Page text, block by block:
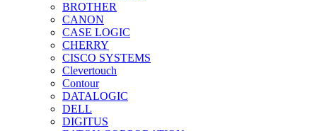
BROTHER
CANON
CASE LOGIC
CHERRY
CISCO SYSTEMS
Clevertouch
Contour
DATALOGIC
DELL
DIGITUS